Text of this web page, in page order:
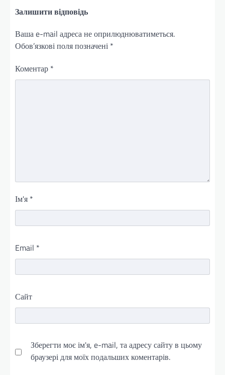
Залишити відповідь
Ваша e-mail адреса не оприлюднюватиметься.
Обов’язкові поля позначені *
Коментар *
Ім'я *
Email *
Сайт
Зберегти моє ім'я, e-mail, та адресу сайту в цьому
браузері для моїх подальших коментарів.